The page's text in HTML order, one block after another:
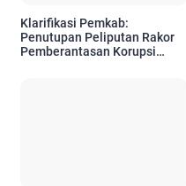
Klarifikasi Pemkab:
Penutupan Peliputan Rakor
Pemberantasan Korupsi